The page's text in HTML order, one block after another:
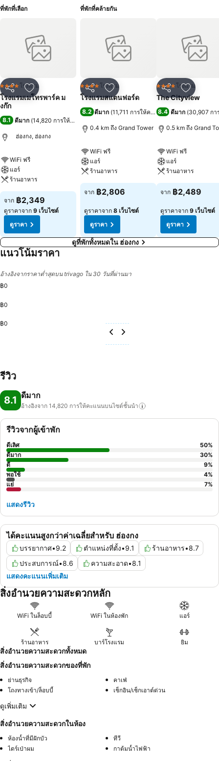
ที่พักที่เลือก
แชร์ เพิ่มในรายการโปรด
4 ดาว โรงแรม
โรงแรมเมโทรพาร์ค ม
งก๊ก
8.1 ดีมาก (14,820 การให้คะแนน
ฮ่องกง, ฮ่องกง
WiFi ฟรี
แอร์
ร้านอาหาร
จาก ฿2,349
ดูราคาจาก 9 เว็บไซต์
ดูราคา
ที่พักที่คล้ายกัน
แชร์ เพิ่มในรายการโปรด
4 ดาว โรงแรม
โรงแรมสแตนฟอร์ด
8.2 ดีมาก (11,711 การให้คะแนน)
0.4 km ถึง Grand Tower
WiFi ฟรี
แอร์
ร้านอาหาร
จาก ฿2,806
ดูราคาจาก 8 เว็บไซต์
ดูราคา
แชร์ เพิ่มในรา
4 ดาว โรงแรม
The Cityview
8.4 ดีมาก (30,907 กา
0.5 km ถึง Grand
WiFi ฟรี
แอร์
ร้านอาหาร
จาก ฿2,489
ดูราคาจาก 9 เว็บไซต์
ดูราคา
ดูที่พักทั้งหมดใน ฮ่องกง
แนวโน้มราคา
อ้างอิงจากราคาต่ำสุดบน trivago ใน 30 วันที่ผ่านมา
฿0
฿0
฿0
รีวิว
8.1 ดีมาก
อ้างอิงจาก 14,820 การให้คะแนนบนไซต์ชั้นนำ
ได้คะแนนสูงกว่าค่าเฉลี่ยสำหรับ ฮ่องกง
บรรยากาศ•9.2 ตำแหน่งที่ตั้ง•9.1 ร้านอาหาร•8.7
ประสบการณ์•8.6 ความสะอาด•8.1
แสดงคะแนนเพิ่มเติม
รีวิวจากผู้เข้าพัก
ดีเลิศ 50%
ดีมาก
30%
ดี
9%
พอใช้
4%
แย่
7%
แสดงรีวิว
สิ่งอำนวยความสะดวกหลัก
WiFi ในล็อบบี้ WiFi ในห้องพัก แอร์
ร้านอาหาร บาร์โรงแรม ยิม
สิ่งอำนวยความสะดวกทั้งหมด
สิ่งอำนวยความสะดวกของที่พัก
ย่านธุรกิจ
คาเฟ่
โถงทางเข้า/ล็อบบี้
เช็กอิน/เช็กเอาต์ด่วน
ดูเพิ่มเติม
สิ่งอำนวยความสะดวกในห้อง
ห้องน้ำที่มีฝักบัว
ทีวี
ไดร์เป่าผม
กาต้มน้ำไฟฟ้า